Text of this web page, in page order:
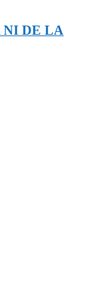
NI DE LA